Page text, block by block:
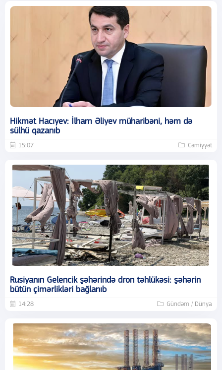
Hikmət Hacıyev: İlham Əliyev müharibəni, həm də
sülhü qazanıb
15:07 Cəmiyyət
Rusiyanın Gelencik şəhərində dron təhlükəsi: şəhərin
bütün çimərlikləri bağlanıb
14:28 Gündəm / Dünya